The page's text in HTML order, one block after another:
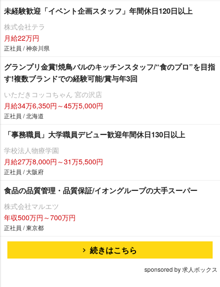
未経験歓迎「イベント企画スタッフ」年間休日120日以上
株式会社テラ
月給22万円
正社員 / 神奈川県
グランプリ金賞!焼鳥バルのキッチンスタッフ/“食のプロ”を目指
す!複数ブランドでの経験可能/賞与年3回
いただきコッコちゃん 宮の沢店
月給34万6,350円～45万5,000円
正社員 / 北海道
「事務職員」大学職員デビュー歓迎年間休日130日以上
学校法人物療学園
月給27万8,000円～31万5,500円
正社員 / 大阪府
食品の品質管理・品質保証/イオングループの大手スーパー
株式会社マルエツ
年収500万円～700万円
正社員 / 東京都
続きはこちら
sponsored by 求人ボックス